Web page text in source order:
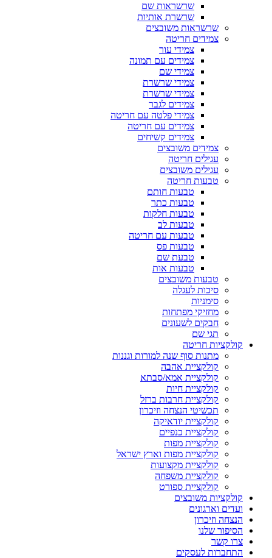
שרשראות שם
שרשרת אותיות
שרשראות משובצים
צמידים חריטה
צמידי עור
צמידים עם תמונה
צמידי שם
צמידי שרשרת
צמידי שרשרת
צמידים לגבר
צמידי פלטה עם חריטה
צמידים עם חריטה
צמידים קשיחים
צמידים משובצים
עגילים חריטה
עגילים משובצים
טבעות חריטה
טבעות חותם
טבעות כתר
טבעות חלקות
טבעות לב
טבעות עם חריטה
טבעות פס
טבעת שם
טבעות אות
טבעות משובצים
סיכות לעגלה
סימניות
מחזיקי מפתחות
חבקים לשעונים
תגי שם
קולקציות חריטה
מתנות סוף שנה למורות וגננות
קולקציית אהבה
קולקציית אמא/סבתא
קולקציית חיות
קולקציית חרבות ברזל
תכשיטי הנצחה וזיכרון
קולקציית יודאיקה
קולקציית כנפיים
קולקציית מפות
קולקציית מפות וארץ ישראל
קולקציית מקצועות
קולקציית משפחה
קולקציית ספורט
קולקציות משובצים
ועדים וארגונים
הנצחה וזיכרון
הסיפור שלנו
צרו קשר
התחברות לעסקים